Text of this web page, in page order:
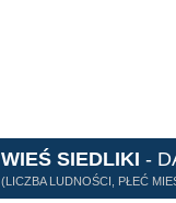
WIEŚ SIEDLIKI -
(LICZBA LUDNOŚCI, PŁEĆ